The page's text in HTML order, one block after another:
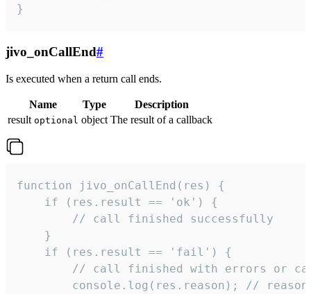
}
jivo_onCallEnd#
Is executed when a return call ends.
Name Type
Description
result optional object The result of a callback
function jivo_onCallEnd(res) {
    if (res.result == 'ok') {
        // call finished successfully
    }
    if (res.result == 'fail') {
// call finished with errors or
console.log(res.reason); //